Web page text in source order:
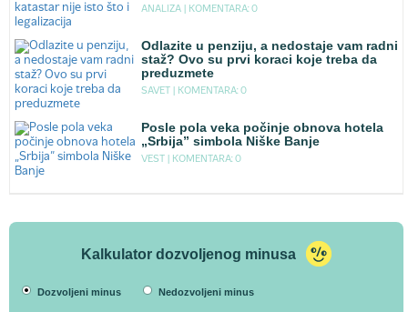
ANALIZA | KOMENTARA: 0
Odlazite u penziju, a nedostaje vam radni
staž? Ovo su prvi koraci koje treba da
preduzmete
SAVET | KOMENTARA: 0
Posle pola veka počinje obnova hotela
„Srbija” simbola Niške Banje
VEST | KOMENTARA: 0
Kalkulator dozvoljenog minusa
Dozvoljeni minus Nedozvoljeni minus